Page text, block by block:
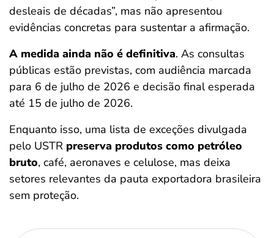
desleais de décadas”, mas não apresentou
evidências concretas para sustentar a afirmação.
A medida ainda não é definitiva. As consultas
públicas estão previstas, com audiência marcada
para 6 de julho de 2026 e decisão final esperada
até 15 de julho de 2026.
Enquanto isso, uma lista de exceções divulgada
pelo USTR preserva produtos como petróleo
bruto, café, aeronaves e celulose, mas deixa
setores relevantes da pauta exportadora brasileira
sem proteção.